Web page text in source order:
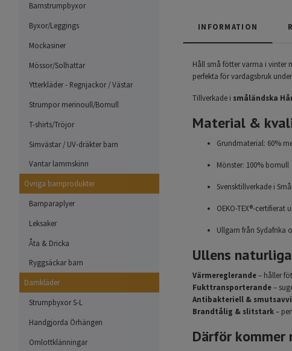
Barnstrumpbyxor
Byxor/Leggings
Mockasiner
Mössor/Solhattar
Ytterkläder - Regnjackor / Västar
Strumpor merinoull/Bomull
T-shirts/Tröjor
Simvästar / UV-dräkter barn
Vantar lammskinn
Övriga barnprodukter
Barnparaplyer
Leksaker
Åta & Dricka
Ryggsäckar barn
Damkläder
Strumpbyxor S-L
Handgjorda Örhängen
Omlottklänningar
INFORMATION
Håll små fötter varma i vinter
perfekta för vardagsbruk
Tillverkade i småländska
Material &
Grundmaterial: 60%
Mönster: 100% bomull
Svensktillverkade i
OEKO-TEX®-certifierat
Ullgarn från Sydafrika
Ullens
Värmereglerande– håller
Fukttransporterande–
Antibakteriell &
Brandtålig & slitstark–
Därför